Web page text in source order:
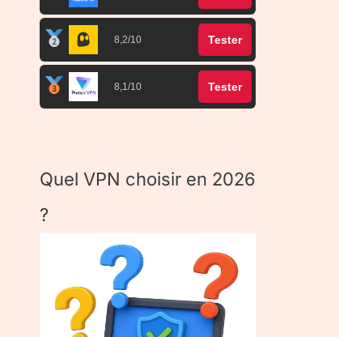
8,2/10 Tester
8,1/10 Tester
Quel VPN choisir en 2026
?